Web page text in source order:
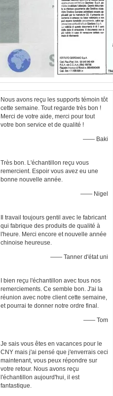
Nous avons reçu les supports témoin tôt
cette semaine. Tout regarde très bon !
Merci de votre aide, merci pour tout
votre bon service et de qualité !
—— Baki
Très bon. L'échantillon reçu vous
remercient. Espoir vous avez eu une
bonne nouvelle année.
—— Nigel
Il travail toujours gentil avec le fabricant
qui fabrique des produits de qualité à
l'heure. Merci encore et nouvelle année
chinoise heureuse.
—— Tanner d'état uni
I bien reçu l'échantillon avec tous nos
remerciements. Ce semble bon. J'ai la
réunion avec notre client cette semaine,
et pourrai te donner notre ordre final.
—— Tom
Je sais vous êtes en vacances pour le
CNY mais j'ai pensé que j'enverrais ceci
maintenant, vous peux répondre sur
votre retour. Nous avons reçu
l'échantillon aujourd'hui, il est
fantastique.